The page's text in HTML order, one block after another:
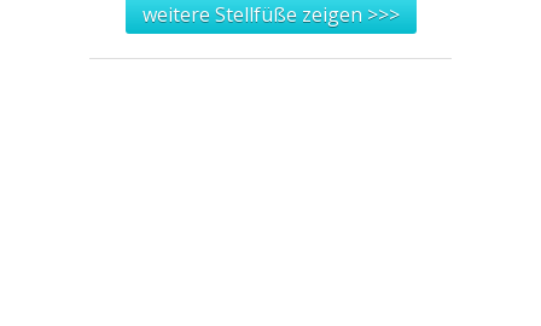
weitere Stellfüße zeigen >>>